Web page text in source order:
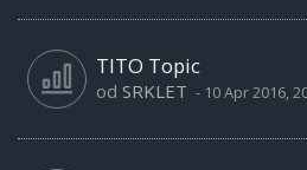
TITO Topic
od SRKLET - 10 Apr 2016,